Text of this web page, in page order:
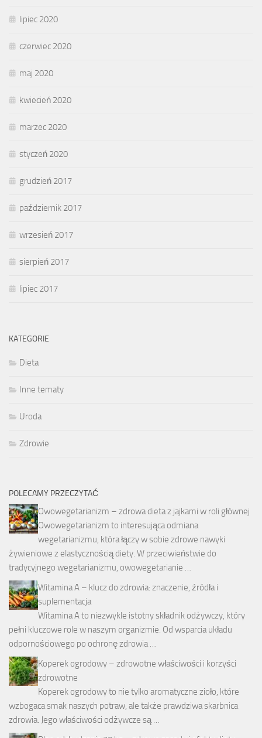
lipiec 2020
czerwiec 2020
maj 2020
kwiecień 2020
marzec 2020
styczeń 2020
grudzień 2017
październik 2017
wrzesień 2017
sierpień 2017
lipiec 2017
KATEGORIE
Dieta
Inne tematy
Uroda
Zdrowie
POLECAMY PRZECZYTAĆ
Owowegetarianizm – zdrowa dieta z jajkami w roli głównej
Owowegetarianizm to interesująca odmiana
wegetarianizmu, która łączy w sobie zdrowe nawyki
żywieniowe z elastycznością diety. W przeciwieństwie do
tradycyjnego wegetarianizmu, owowegetarianie …
Witamina A – klucz do zdrowia: znaczenie, źródła i
suplementacja
Witamina A to niezwykle istotny składnik odżywczy, który
pełni kluczowe role w naszym organizmie. Od wsparcia układu
odpornościowego po ochronę zdrowia …
Koperek ogrodowy – zdrowotne właściwości i korzyści
zdrowotne
Koperek ogrodowy to nie tylko aromatyczne zioło, które
wzbogaca smak naszych potraw, ale także prawdziwa skarbnica
zdrowia. Jego właściwości odżywcze są …